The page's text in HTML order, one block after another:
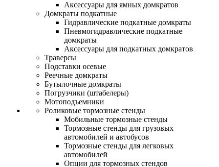
Аксессуары для ямных домкратов
Домкраты подкатные
Гидравлические подкатные домкраты
Пневмогидравлические подкатные
домкраты
Аксессуары для подкатных домкратов
Траверсы
Подставки осевые
Реечные домкраты
Бутылочные домкраты
Погрузчики (штабелеры)
Мотоподъемники
Роликовые тормозные стенды
Мобильные тормозные стенды
Тормозные стенды для грузовых
автомобилей и автобусов
Тормозные стенды для легковых
автомобилей
Опции для тормозных стендов